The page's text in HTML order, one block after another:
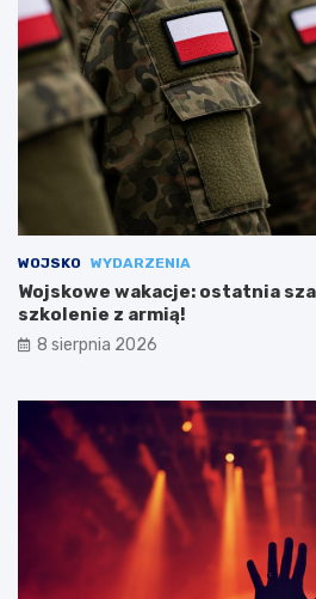
WOJSKO WYDARZENIA
Wojskowe wakacje: ostatnia
szkolenie z armią!
8 sierpnia 2026